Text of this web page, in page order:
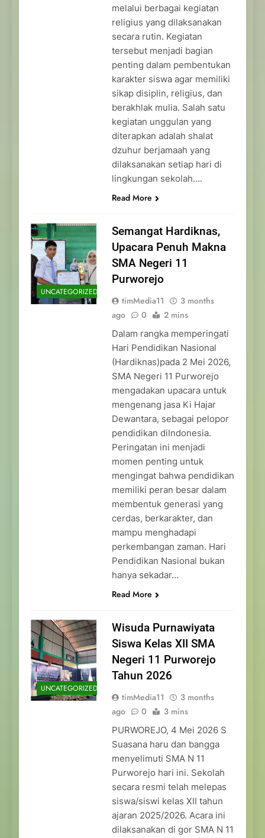
melalui berbagai kegiatan
religius yang dilaksanakan
secara rutin. Kegiatan
tersebut menjadi bagian
penting dalam pembentukan
karakter siswa agar memiliki
sikap disiplin, religius, dan
berakhlak mulia. Salah satu
kegiatan unggulan yang
diterapkan adalah shalat
dzuhur berjamaah yang
dilaksanakan setiap hari di
lingkungan sekolah….
Read More
UNCATEGORIZED
Semangat Hardiknas,
Upacara Penuh Makna
SMA Negeri 11
Purworejo
timMedia11
3 months
ago
0 2 mins
Dalam rangka memperingati
Hari Pendidikan Nasional
(Hardiknas)pada 2 Mei 2026,
SMA Negeri 11 Purworejo
mengadakan upacara untuk
mengenang jasa Ki Hajar
Dewantara, sebagai pelopor
pendidikan diIndonesia.
Peringatan ini menjadi
momen penting untuk
mengingat bahwa pendidikan
memiliki peran besar dalam
membentuk generasi yang
cerdas, berkarakter, dan
mampu menghadapi
perkembangan zaman. Hari
Pendidikan Nasional bukan
hanya sekadar…
Read More
UNCATEGORIZED
Wisuda Purnawiyata
Siswa Kelas XII SMA
Negeri 11 Purworejo
Tahun 2026
timMedia11
3 months
ago
0 3 mins
PURWOREJO, 4 Mei 2026 S
Suasana haru dan bangga
menyelimuti SMA N 11
Purworejo hari ini. Sekolah
secara resmi telah melepas
siswa/siswi kelas XII tahun
ajaran 2025/2026. Acara ini
dilaksanakan di gor SMA N 11